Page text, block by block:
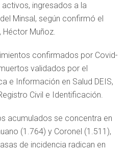
ingresados a la
Minsal, según confirmó el
Héctor Muñoz.
confirmados por Covid-
validados por el
e Información en Salud DEIS,
Civil e Identificación.
acumulados se concentra en
(1.764) y Coronel (1.511),
de incidencia radican en